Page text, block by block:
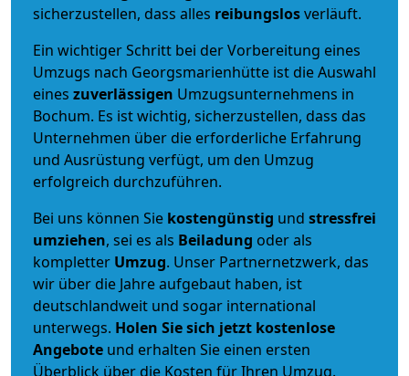
sicherzustellen, dass alles reibungslosverläuft.
Ein wichtiger Schritt bei der Vorbereitung eines
Umzugs nach Georgsmarienhütte ist die Auswahl
eines zuverlässigen Umzugsunternehmens in
Bochum. Es ist wichtig, sicherzustellen, dass das
Unternehmen über die erforderliche Erfahrung
und Ausrüstung verfügt, um den Umzug
erfolgreich durchzuführen.
Bei uns können Sie kostengünstig und stressfrei
umziehen, sei es als Beiladung oder als
kompletter Umzug. Unser Partnernetzwerk, das
wir über die Jahre aufgebaut haben, ist
deutschlandweit und sogar international
unterwegs. Holen Sie sich jetzt kostenlose
Angebote und erhalten Sie einen ersten
Überblick über die Kosten für Ihren Umzug.